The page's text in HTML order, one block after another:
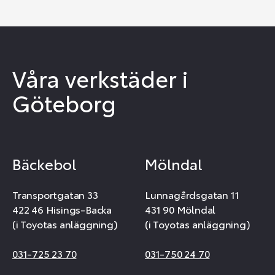
Våra verkstäder i
Göteborg
Bäckebol
Transportgatan 33
422 46 Hisings-Backa
(i Toyotas anläggning)
031-725 23 70
Mölndal
Lunnagårdsgatan 11
431 90 Mölndal
(i Toyotas anläggning)
031-750 24 70